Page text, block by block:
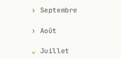
Septembre
Août
Juillet